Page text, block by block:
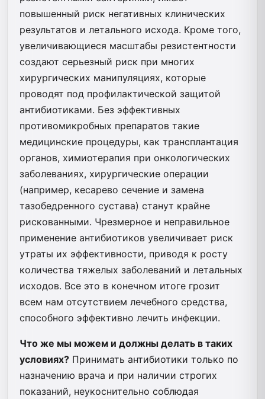
повышенный риск негативных клинических
результатов и летального исхода. Кроме того,
увеличивающиеся масштабы резистентности
создают серьезный риск при многих
хирургических манипуляциях, которые
проводят под профилактической защитой
антибиотиками. Без эффективных
противомикробных препаратов такие
медицинские процедуры, как трансплантация
органов, химиотерапия при онкологических
заболеваниях, хирургические операции
(например, кесарево сечение и замена
тазобедренного сустава) станут крайне
рискованными. Чрезмерное и неправильное
применение антибиотиков увеличивает риск
утраты их эффективности, приводя к росту
количества тяжелых заболеваний и летальных
исходов. Все это в конечном итоге грозит
всем нам отсутствием лечебного средства,
способного эффективно лечить инфекции.
Что же мы можем и должны делать в таких
условиях? Принимать антибиотики только по
назначению врача и при наличии строгих
показаний, неукоснительно соблюдая